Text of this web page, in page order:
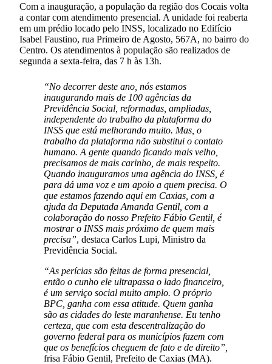
Com a inauguração, a população da região dos Cocais volta
a contar com atendimento presencial. A unidade foi reaberta
em um prédio locado pelo INSS, localizado no Edifício
Isabel Faustino, rua Primeiro de Agosto, 567A, no bairro do
Centro. Os atendimentos à população são realizados de
segunda a sexta-feira, das 7 h às 13h.
“No decorrer deste ano, nós estamos
inaugurando mais de 100 agências da
Previdência Social, reformadas, ampliadas,
independente do trabalho da plataforma do
INSS que está melhorando muito. Mas, o
trabalho da plataforma não substitui o contato
humano. A gente quando ficando mais velho,
precisamos de mais carinho, de mais respeito.
Quando inauguramos uma agência do INSS, é
para dá uma voz e um apoio a quem precisa. O
que estamos fazendo aqui em Caxias, com a
ajuda da Deputada Amanda Gentil, com a
colaboração do nosso Prefeito Fábio Gentil, é
mostrar o INSS mais próximo de quem mais
precisa”, destaca Carlos Lupi, Ministro da
Previdência Social.
“As perícias são feitas de forma presencial,
então o cunho ele ultrapassa o lado financeiro,
é um serviço social muito amplo. O próprio
BPC, ganha com essa atitude. Quem ganha
são as cidades do leste maranhense. Eu tenho
certeza, que com esta descentralização do
governo federal para os municípios fazem com
que os benefícios cheguem de fato e de direito”,
frisa Fábio Gentil, Prefeito de Caxias (MA).